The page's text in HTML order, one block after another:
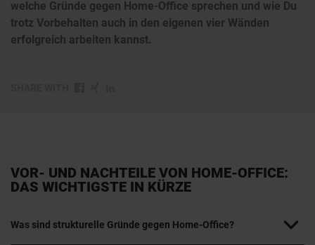
welche Gründe gegen Home-Office sprechen und wie Du
trotz Vorbehalten auch in den eigenen vier Wänden
erfolgreich arbeiten kannst.
VOR- UND NACHTEILE VON HOME-OFFICE:
DAS WICHTIGSTE IN KÜRZE
Was sind strukturelle Gründe gegen Home-Office?